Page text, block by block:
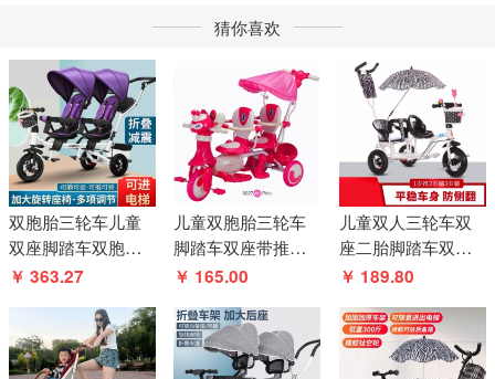
猜你喜欢
双胞胎三轮车儿童
双座脚踏车双胞胎
婴儿推车1-7岁宝宝
￥ 363.27
儿童双胞胎三轮车
脚踏车双座带推杆
音乐 带遮阳蓬
￥ 165.00
儿童双人三轮车双
座二胎脚踏车双胞
胎婴儿推车自行车
￥ 189.80